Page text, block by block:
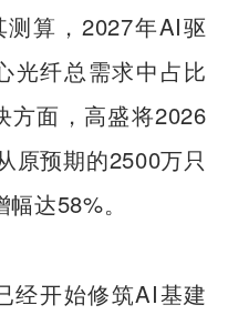
算，2027年AI驱
光纤总需求中占比
方面，高盛将2026
原预期的2500万只
达58%。
经开始修筑AI基建